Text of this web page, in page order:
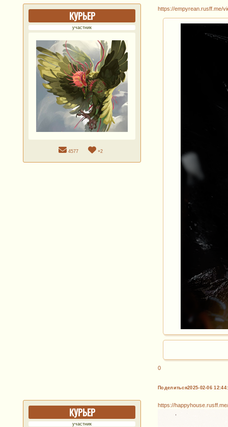
КУРЬЕР
участник
4577 +2
https://empyrean.rusff.me/
0
Поделиться2025-02-06
КУРЬЕР
участник
https://